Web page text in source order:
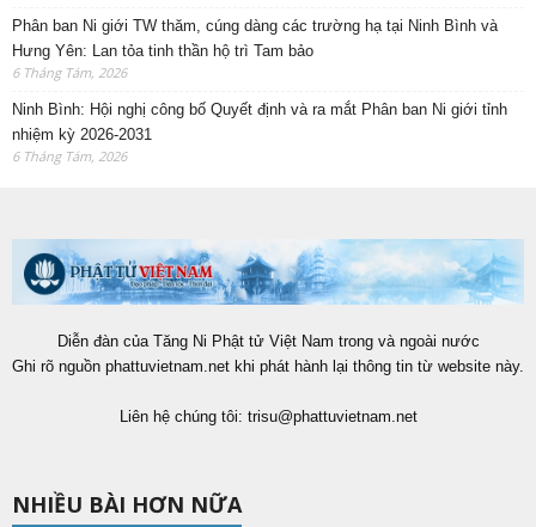
Phân ban Ni giới TW thăm, cúng dàng các trường hạ tại Ninh Bình và
Hưng Yên: Lan tỏa tinh thần hộ trì Tam bảo
6 Tháng Tám, 2026
Ninh Bình: Hội nghị công bố Quyết định và ra mắt Phân ban Ni giới tỉnh
nhiệm kỳ 2026-2031
6 Tháng Tám, 2026
Diễn đàn của Tăng Ni Phật tử Việt Nam trong và ngoài nước
Ghi rõ nguồn phattuvietnam.net khi phát hành lại thông tin từ website này.
Liên hệ chúng tôi: trisu@phattuvietnam.net
NHIỀU BÀI HƠN NỮA